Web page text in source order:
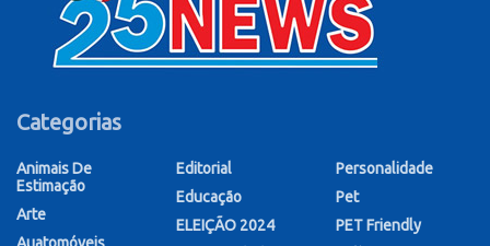
Categorias
Animais De
Estimação
Arte
Editorial
Educação
ELEIÇÃO 2024
Personalidade
Pet
PET Friendly